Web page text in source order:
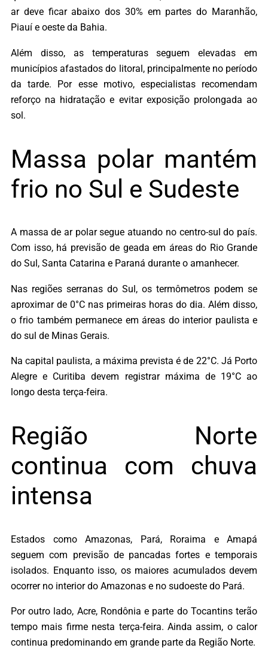
ar deve ficar abaixo dos 30% em partes do Maranhão,
Piauí e oeste da Bahia.
Além disso, as temperaturas seguem elevadas em
municípios afastados do litoral, principalmente no período
da tarde. Por esse motivo, especialistas recomendam
reforço na hidratação e evitar exposição prolongada ao
sol.
Massa polar mantém
frio no Sul e Sudeste
A massa de ar polar segue atuando no centro-sul do país.
Com isso, há previsão de geada em áreas do Rio Grande
do Sul, Santa Catarina e Paraná durante o amanhecer.
Nas regiões serranas do Sul, os termômetros podem se
aproximar de 0°C nas primeiras horas do dia. Além disso,
o frio também permanece em áreas do interior paulista e
do sul de Minas Gerais.
Na capital paulista, a máxima prevista é de 22°C. Já Porto
Alegre e Curitiba devem registrar máxima de 19°C ao
longo desta terça-feira.
Região Norte
continua com chuva
intensa
Estados como Amazonas, Pará, Roraima e Amapá
seguem com previsão de pancadas fortes e temporais
isolados. Enquanto isso, os maiores acumulados devem
ocorrer no interior do Amazonas e no sudoeste do Pará.
Por outro lado, Acre, Rondônia e parte do Tocantins terão
tempo mais firme nesta terça-feira. Ainda assim, o calor
continua predominando em grande parte da Região Norte.